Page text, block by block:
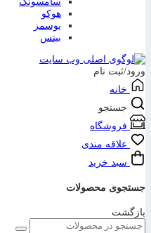
هوکو
یوسمز
بیتس
ورود/ثبت نام
خانه
جستجو
فروشگاه
علاقه مندی
سبد خرید
جستجوی محصولات
بازگشت